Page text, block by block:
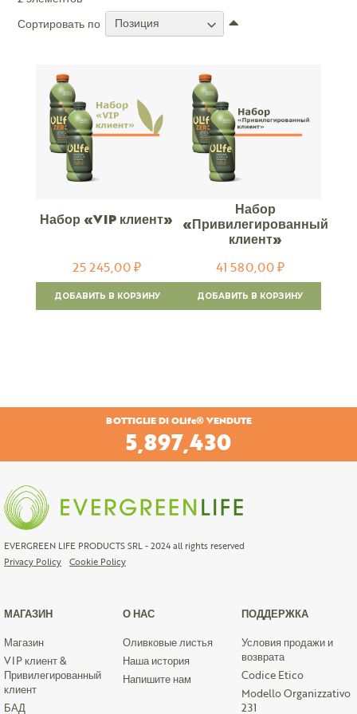
Сортировать по
Набор «VIP клиент»
25 245,00 ₽
ДОБАВИТЬ В КОРЗИНУ
Набор
«Привилегированный
клиент»
41 580,00 ₽
ДОБАВИТЬ В КОРЗИНУ
BOTTIGLIE DI OLife® VENDUTE
6,206,343
EVERGREEN LIFE PRODUCTS SRL - 2024 all rights reserved
Privacy Policy
Cookie Policy
МАГАЗИН
Магазин
VIP клиент &
Привилегированный
клиент
БАД
О НАС
Оливковые листья
Наша история
Напишите нам
ПОДДЕРЖКА
Условия продажи и
возврата
Codice Etico
Modello Organizzativo
231